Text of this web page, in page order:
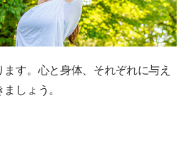
す。心と身体、それぞれに与え
しょう。